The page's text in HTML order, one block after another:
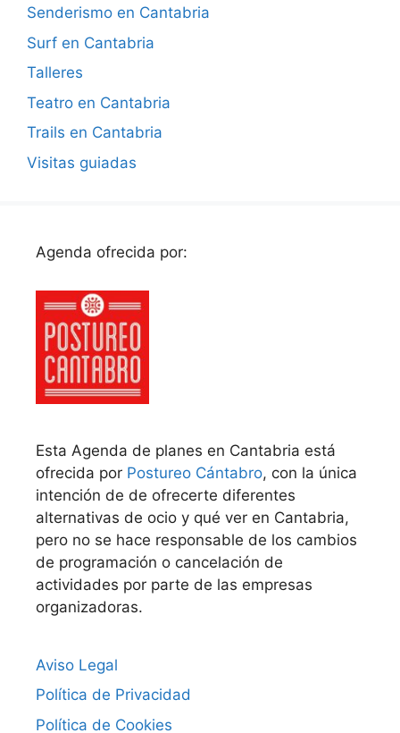
Senderismo en Cantabria
Surf en Cantabria
Talleres
Teatro en Cantabria
Trails en Cantabria
Visitas guiadas
Agenda ofrecida por:
Esta Agenda de planes en Cantabria está
ofrecida por Postureo Cántabro, con la única
intención de de ofrecerte diferentes
alternativas de ocio y qué ver en Cantabria,
pero no se hace responsable de los cambios
de programación o cancelación de
actividades por parte de las empresas
organizadoras.
Aviso Legal
Política de Privacidad
Política de Cookies